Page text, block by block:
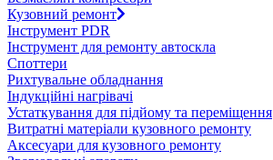
Кузовний ремонт
Інструмент PDR
Інструмент для ремонту автоскла
Споттери
Рихтувальне обладнання
Індукційні нагрівачі
Устаткування для підйому та переміщення
Витратні матеріали кузовного ремонту
Аксесуари для кузовного ремонту